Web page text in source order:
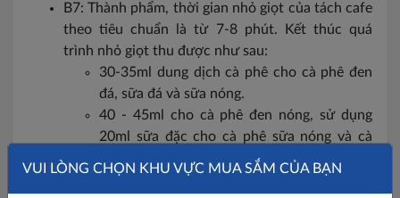
B7: Thành phẩm, thời gian nhỏ giọt của tách cafe
theo tiêu chuẩn là từ 7-8 phút. Kết thúc quá
trình nhỏ giọt thu được như sau:
30-35ml dung dịch cà phê cho cà phê đen
đá, sữa đá và sữa nóng.
40 - 45ml cho cà phê đen nóng, sử dụng
20ml sữa đặc cho cà phê sữa nóng và cà
phê sữa đá, 4g đường tinh khiết cho cafe
đen nóng.
VUI LÒNG CHỌN KHU VỰC MUA SẮM CỦA BẠN